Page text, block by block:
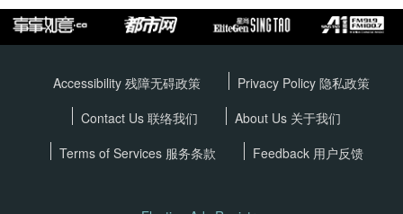
Accessibility 残障无碍政策 Privacy Policy 隐私政策
Contact Us 联络我们
About Us 关于我们
Terms of Services 服务条款 Feedback 用户反馈